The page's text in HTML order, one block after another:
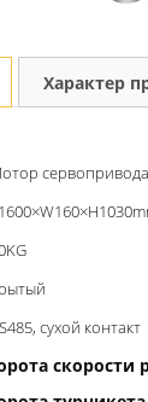
Характер
сервопривода
сухой контакт
скорости